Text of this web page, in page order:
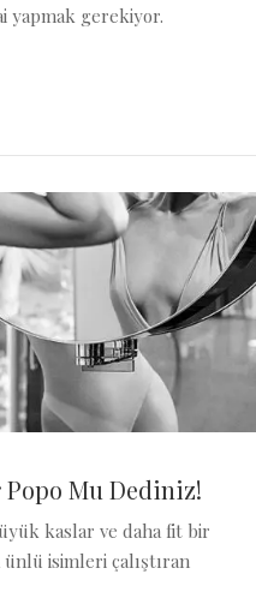
yapmak gerekiyor.
Popo Mu Dediniz!
kaslar ve daha fit bir
isimleri çalıştıran